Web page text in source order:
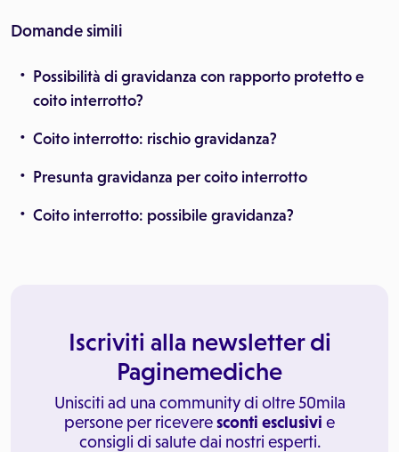
Domande simili
Possibilità di gravidanza con rapporto protetto e
coito interrotto?
Coito interrotto: rischio gravidanza?
Presunta gravidanza per coito interrotto
Coito interrotto: possibile gravidanza?
Iscriviti alla newsletter di
Paginemediche
Unisciti ad una community di oltre 50mila
persone per riceveresconti esclusivi e
consigli di salute dai nostri esperti.